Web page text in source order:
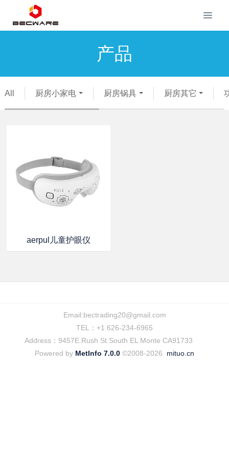
产品
All 厨房小家电 厨房锅具 厨房其它
aerpul儿童护眼仪
Email:bectrading20@gmail.com
TEL：+1 626-234-6965
Address：9457E.Rush St.South EL Monte CA91733
Powered by MetInfo 7.0.0 ©2008-2026 mituo.cn